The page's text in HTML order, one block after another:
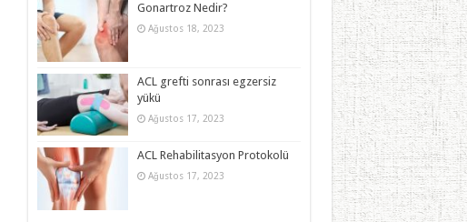
Gonartroz Nedir?
Ağustos 18, 2023
ACL grefti sonrası egzersiz
yükü
Ağustos 17, 2023
ACL Rehabilitasyon Protokolü
Ağustos 17, 2023